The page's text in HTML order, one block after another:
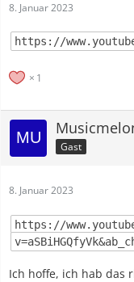
8. Januar 2023
https://
1
Gast
8. Januar 2023
https://
Ich hoffe, ich hab das